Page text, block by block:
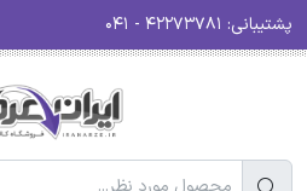
پشتیبانی: